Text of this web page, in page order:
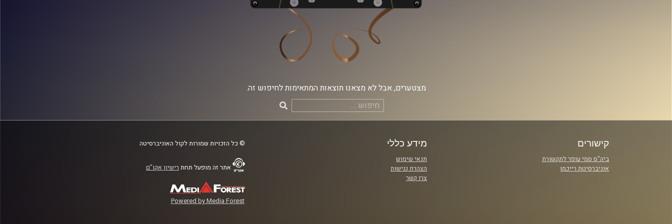
מצטערים, אבל לא מצאנו תוצאות המתאימות לחיפוש זה.
חיפוש:
קישורים
ביה"ס סמי עופר לתקשורת
אוניברסיטת רייכמן
מידע כללי
תנאי שימוש
הצהרת נגישות
צרו קשר
© כל הזכויות שמורות לקול האוניברסיטה
אתר זה מופעל תחת רישיון אקו"ם
Powered by Media Forest